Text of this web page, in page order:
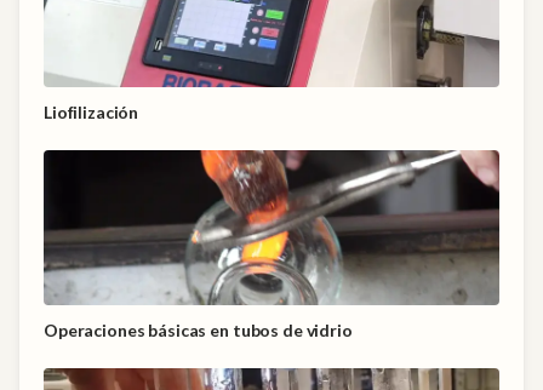
Liofilización
Operaciones básicas en tubos de vidrio